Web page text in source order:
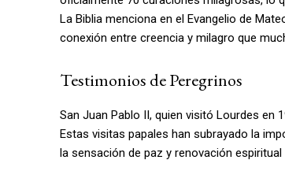
La Biblia menciona en el Evangelio de
conexión entre creencia y milagro que
Testimonios de Peregrinos
San Juan Pablo II, quien visitó Lourdes en
Estas visitas papales han subrayado la
la sensación de paz y renovación espiritual